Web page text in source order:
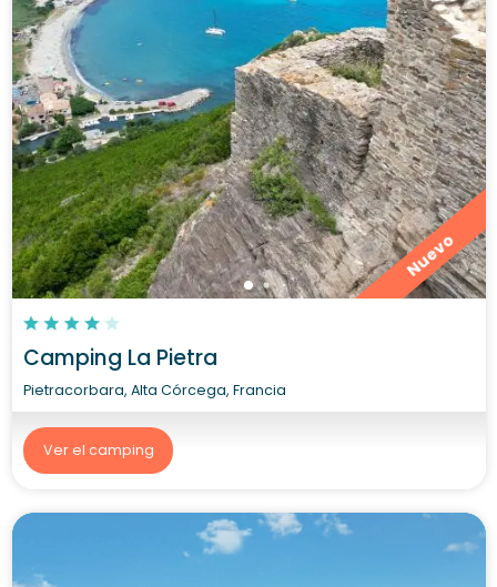
Nuevo
Camping La Pietra
Pietracorbara, Alta Córcega, Francia
Ver el camping